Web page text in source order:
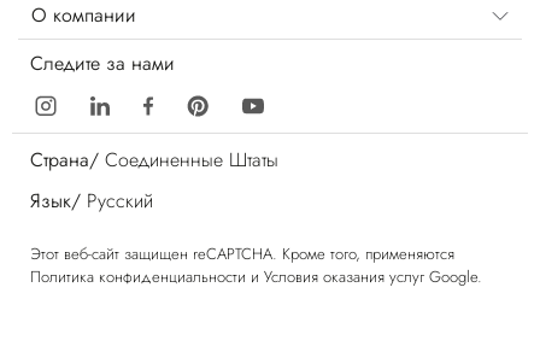
О компании
Следите за нами
Страна/ Соединенные Штаты
Язык/ Русский
Этот веб-сайт защищен reCAPTCHA. Кроме того, применяются
Политика конфиденциальности и Условия оказания услуг Google.